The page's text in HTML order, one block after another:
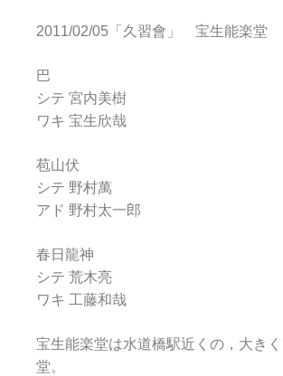
ス
ッ
プ
2011/02/05「久習會」 宝生能楽堂
巴
シテ 宮内美樹
ワキ 宝生欣哉
苞山伏
シテ 野村萬
アド 野村太一郎
春日龍神
シテ 荒木亮
ワキ 工藤和哉
宝生能楽堂は水道橋駅近くの，大き
堂。